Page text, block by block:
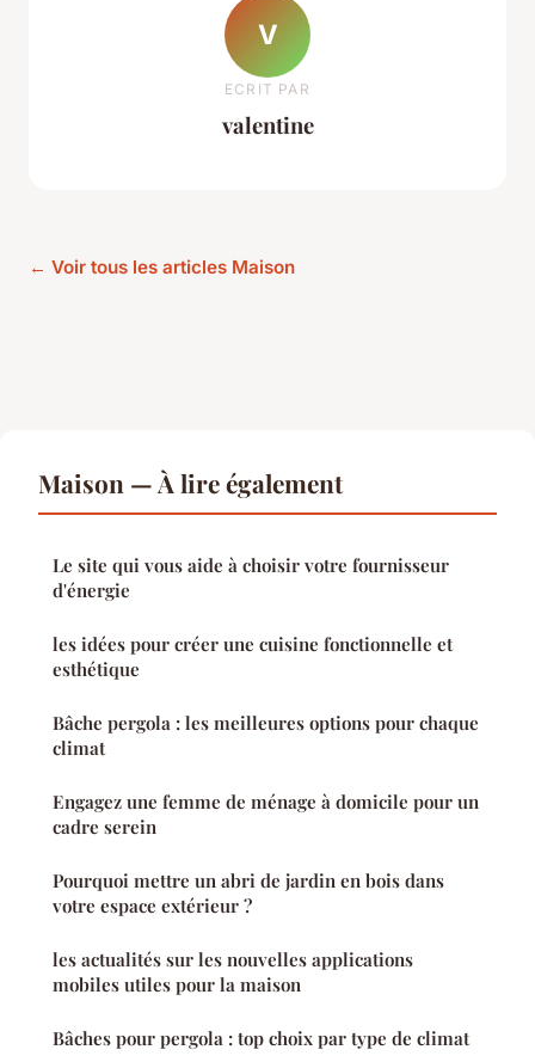
V
ECRIT PAR
valentine
← Voir tous les articles Maison
Maison — À lire également
Le site qui vous aide à choisir votre fournisseur
d'énergie
les idées pour créer une cuisine fonctionnelle et
esthétique
Bâche pergola : les meilleures options pour chaque
climat
Engagez une femme de ménage à domicile pour un
cadre serein
Pourquoi mettre un abri de jardin en bois dans
votre espace extérieur ?
les actualités sur les nouvelles applications
mobiles utiles pour la maison
Bâches pour pergola : top choix par type de climat